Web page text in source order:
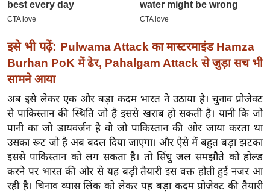
मि
सा
ल
श
ख्सि
त
यं
ग
इं
डि
या
इसे भी पढ़ें: Pulwama Attack का मास्टरमाइंड Hamza
Burhan PoK में ढेर, Pahalgam Attack से जुड़ा सच भी
सामने आया
अब इसे लेकर एक और बड़ा कदम भारत ने उठाया है। चुनाव प्रोजेक्ट
से पाकिस्तान की स्थिति जो है इससे खराब हो सकती है। यानी कि जो
पानी का जो डायवर्जन है वो जो पाकिस्तान की ओर जाया करता था
उसका रूट जो है अब बदल दिया जाएगा। और ऐसे में बहुत बड़ा झटका
इससे पाकिस्तान को लग सकता है। तो सिंधु जल समझौते को होल्ड
करने पर भारत की ओर से यह बड़ी तैयारी इस वक्त होती हुई नजर आ
रही है। चिनाव व्यास लिंक को लेकर यह बड़ा कदम प्रोजेक्ट की तैयारी